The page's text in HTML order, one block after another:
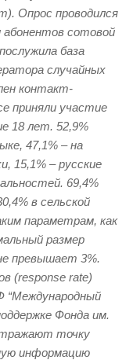
Опрос проводился
сотовой
база
случайных
контакт-
приняли участие
18 лет. 52,9%
47,1% – на
15,1% – русские
69,4%
в сельской
параметрам, как
размер
превышает 3%.
(response rate)
“Международный
Фонда им.
точку
информацию